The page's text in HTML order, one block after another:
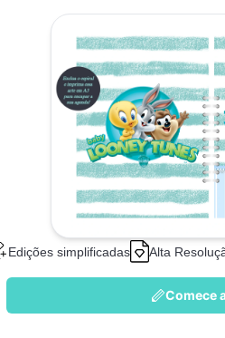
Edições simplificadas Alta
Comece